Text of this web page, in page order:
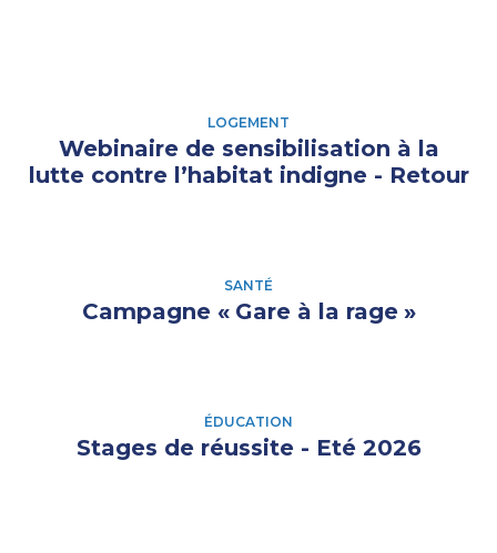
LOGEMENT
Webinaire de sensibilisation à la
lutte contre l’habitat indigne - Retour
SANTÉ
Campagne « Gare à la rage »
ÉDUCATION
Stages de réussite - Eté 2026